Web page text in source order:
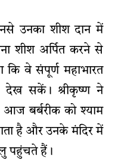
उनका शीश दान में
शीश अर्पित करने से
कि वे संपूर्ण महाभारत
सकें। श्रीकृष्ण ने
आज बर्बरीक को श्याम
है और उनके मंदिर में
पहुंचते हैं।